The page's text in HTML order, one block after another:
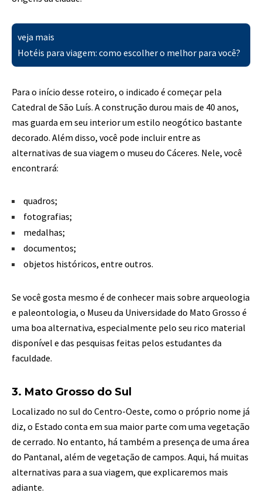
veja mais
Hotéis para viagem: como escolher o melhor para você?
Para o início desse roteiro, o indicado é começar pela
Catedral de São Luís. A construção durou mais de 40 anos,
mas guarda em seu interior um estilo neogótico bastante
decorado. Além disso, você pode incluir entre as
alternativas de sua viagem o museu do Cáceres. Nele, você
encontrará:
quadros;
fotografias;
medalhas;
documentos;
objetos históricos, entre outros.
Se você gosta mesmo é de conhecer mais sobre arqueologia
e paleontologia, o Museu da Universidade do Mato Grosso é
uma boa alternativa, especialmente pelo seu rico material
disponível e das pesquisas feitas pelos estudantes da
faculdade.
3. Mato Grosso do Sul
Localizado no sul do Centro-Oeste, como o próprio nome já
diz, o Estado conta em sua maior parte com uma vegetação
de cerrado. No entanto, há também a presença de uma área
do Pantanal, além de vegetação de campos. Aqui, há muitas
alternativas para a sua viagem, que explicaremos mais
adiante.